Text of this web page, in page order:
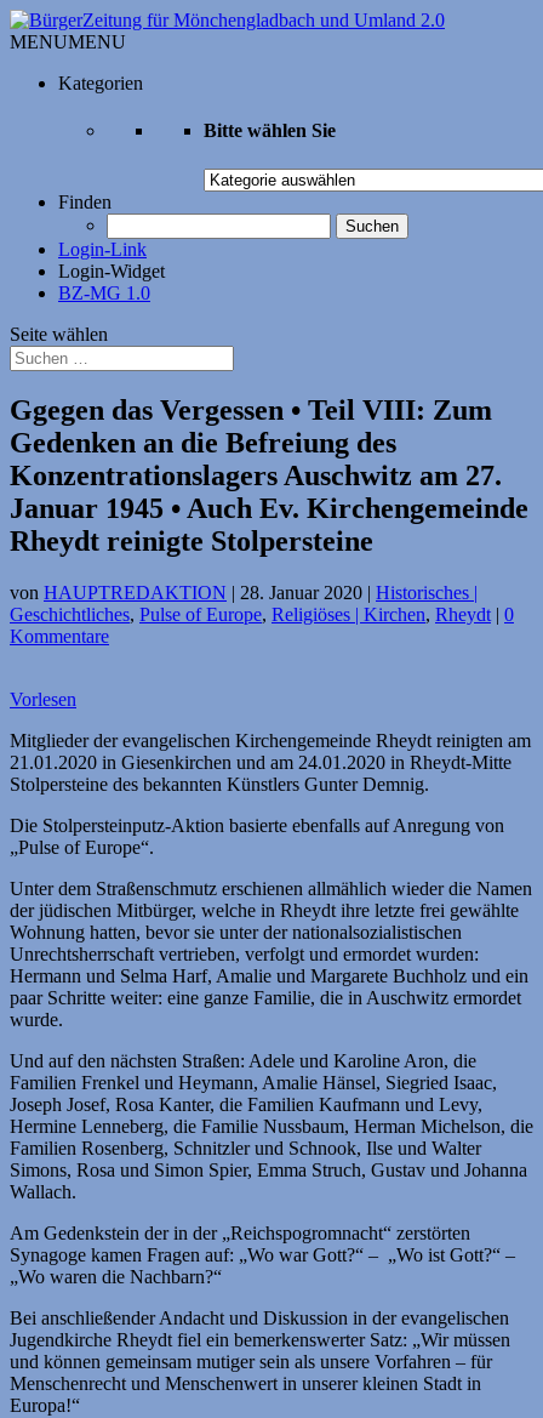
MENUMENU
Kategorien
Bitte wählen Sie
Bitte
Sie
Finden
nach:
Login-Link
Login-Widget
BZ-MG 1.0
Seite wählen
Ggegen das Vergessen • Teil VIII: Zum
Gedenken an die Befreiung des
Konzentrations­lagers Auschwitz am 27.
Januar 1945 • Auch Ev. Kirchen­gemeinde
Rheydt reinigte Stolpersteine
von HAUPTREDAKTION | 28. Januar 2020 | Historisches |
Geschichtliches, Pulse of Europe, Religiöses | Kirchen, Rheydt | 0
Kommentare
Vorlesen
Mitglieder der evangelischen Kirchengemeinde Rheydt reinigten am
21.01.2020 in Giesenkirchen und am 24.01.2020 in Rheydt-Mitte
Stolpersteine des bekannten Künstlers Gunter Demnig.
Die Stolpersteinputz-Aktion basierte ebenfalls auf Anregung von
„Pulse of Europe“.
Unter dem Straßenschmutz erschienen allmählich wieder die Namen
der jüdischen Mitbürger, welche in Rheydt ihre letzte frei gewählte
Wohnung hatten, bevor sie unter der nationalsozialistischen
Unrechtsherrschaft vertrieben, verfolgt und ermordet wurden:
Hermann und Selma Harf, Amalie und Margarete Buchholz und ein
paar Schritte weiter: eine ganze Familie, die in Auschwitz ermordet
wurde.
Und auf den nächsten Straßen: Adele und Karoline Aron, die
Familien Frenkel und Heymann, Amalie Hänsel, Siegried Isaac,
Joseph Josef, Rosa Kanter, die Familien Kaufmann und Levy,
Hermine Lenneberg, die Familie Nussbaum, Herman Michelson, die
Familien Rosenberg, Schnitzler und Schnook, Ilse und Walter
Simons, Rosa und Simon Spier, Emma Struch, Gustav und Johanna
Wallach.
Am Gedenkstein der in der „Reichspogromnacht“ zerstörten
Synagoge kamen Fragen auf: „Wo war Gott?“ – „Wo ist Gott?“ –
„Wo waren die Nachbarn?“
Bei anschließender Andacht und Diskussion in der evangelischen
Jugendkirche Rheydt fiel ein bemerkenswerter Satz: „Wir müssen
und können gemeinsam mutiger sein als unsere Vorfahren – für
Menschenrecht und Menschenwert in unserer kleinen Stadt in
Europa!“